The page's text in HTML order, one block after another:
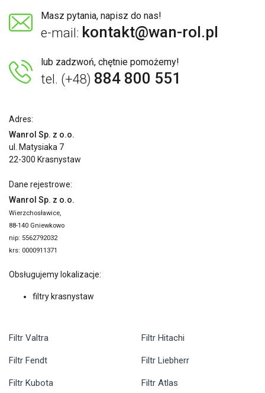
Masz pytania, napisz do nas!
e-mail: kontakt@wan-rol.pl
lub zadzwoń, chętnie pomożemy!
tel. (+48) 884 800 551
Adres:
Wanrol Sp. z o.o.
ul. Matysiaka 7
22-300 Krasnystaw
Dane rejestrowe:
Wanrol Sp. z o.o.
Wierzchosławice,
88-140 Gniewkowo
nip: 5562792032
krs: 0000911371
Obsługujemy lokalizacje:
filtry krasnystaw
Filtr Valtra
Filtr Fendt
Filtr Kubota
Filtr Hitachi
Filtr Liebherr
Filtr Atlas